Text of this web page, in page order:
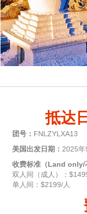
抵达
团号： FNLZYLXA13
美国出发日期： 2025年
收费标准（Land only/
双人间（成人）：
单人间：$2199/人